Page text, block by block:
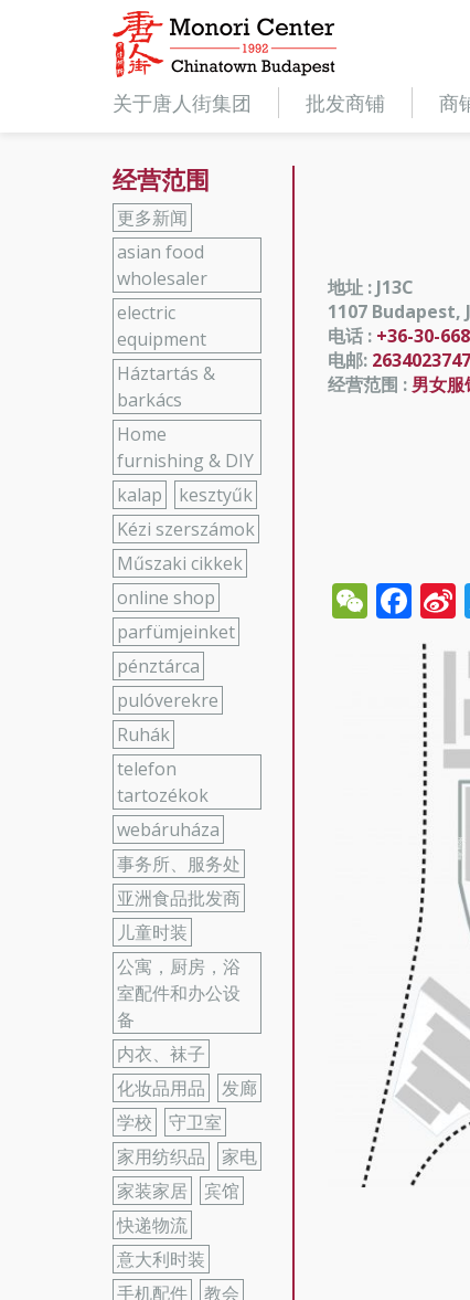
关于唐人街集团 批发商铺 商
地址 : J13C
1107 Budapest,
电话 : +36-30-
电邮:
经营范围 : 男女服
经营范围
更多新闻
asian food
wholesaler
electric
equipment
Háztartás &
barkács
Home
furnishing & DIY
kalap
kesztyűk
Kézi szerszámok
Műszaki cikkek
online shop
parfümjeinket
pénztárca
pulóverekre
Ruhák
telefon
tartozékok
webáruháza
事务所、服务处
亚洲食品批发商
儿童时装
公寓，厨房，浴
室配件和办公设
备
内衣、袜子
化妆品用品
发廊
学校
守卫室
家用纺织品
家电
家装家居
宾馆
快递物流
意大利时装
手机配件
教会